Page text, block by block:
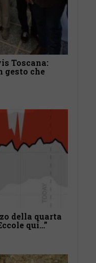
Toscana:
gesto che
della quarta
qui…”